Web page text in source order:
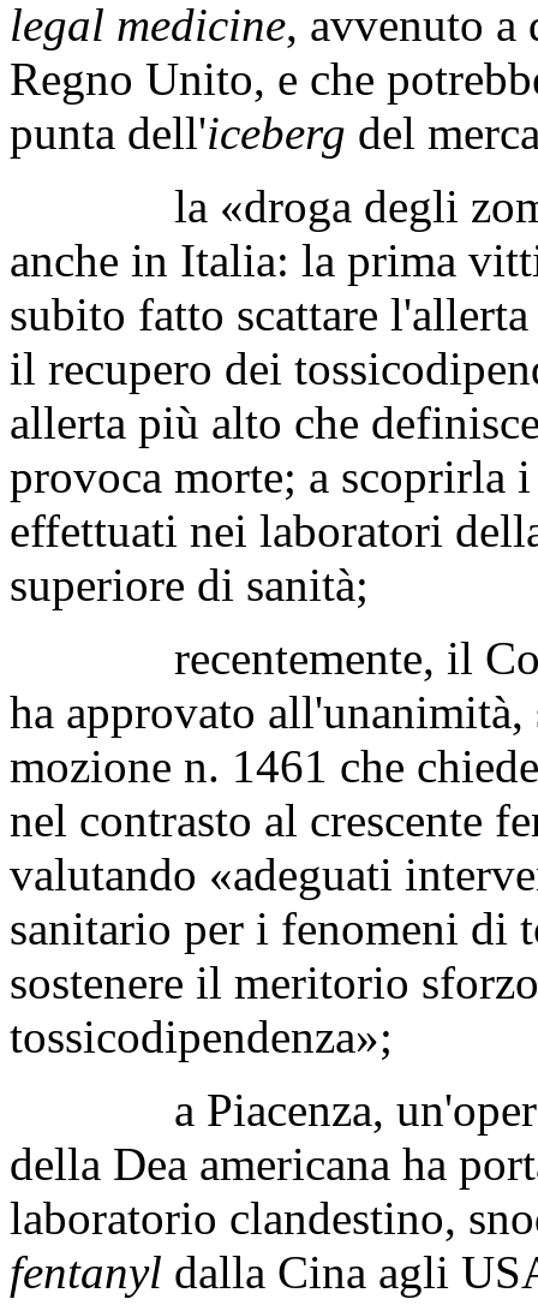
legal medicine, avvenuto a
Regno Unito, e che
punta dell'iceberg del
la «droga degli
anche in Italia: la prima
subito fatto scattare
il recupero dei
allerta più alto che
provoca morte; a scoprirla
effettuati nei laboratori
superiore di sanità;
recentemente, il
ha approvato
mozione n. 1461 che
nel contrasto al crescente
valutando «adeguati
sanitario per i fenomeni di
sostenere il meritorio
tossicodipendenza»;
a Piacenza,
della Dea americana ha
laboratorio clandestino,
fentanyl dalla Cina agli